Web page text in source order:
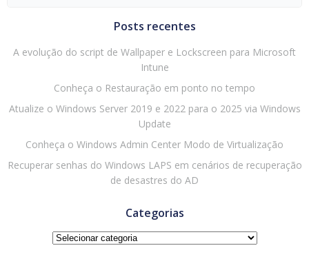
Posts recentes
A evolução do script de Wallpaper e Lockscreen para Microsoft
Intune
Conheça o Restauração em ponto no tempo
Atualize o Windows Server 2019 e 2022 para o 2025 via Windows
Update
Conheça o Windows Admin Center Modo de Virtualização
Recuperar senhas do Windows LAPS em cenários de recuperação
de desastres do AD
Categorias
Categorias